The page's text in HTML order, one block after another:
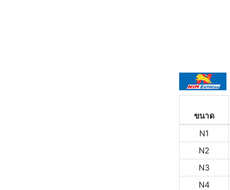
ขนาด
N1
N2
N3
N4